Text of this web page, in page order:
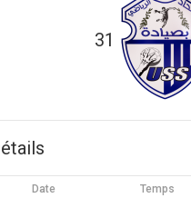
31
Date Temps